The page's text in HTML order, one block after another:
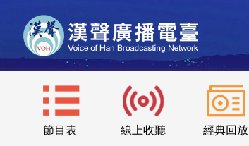
節目表 線上收聽 經典回放